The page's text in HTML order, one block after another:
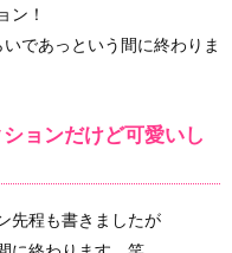
ン！
であっという間に終わりま
ョンだけど可愛いし
先程も書きましたが